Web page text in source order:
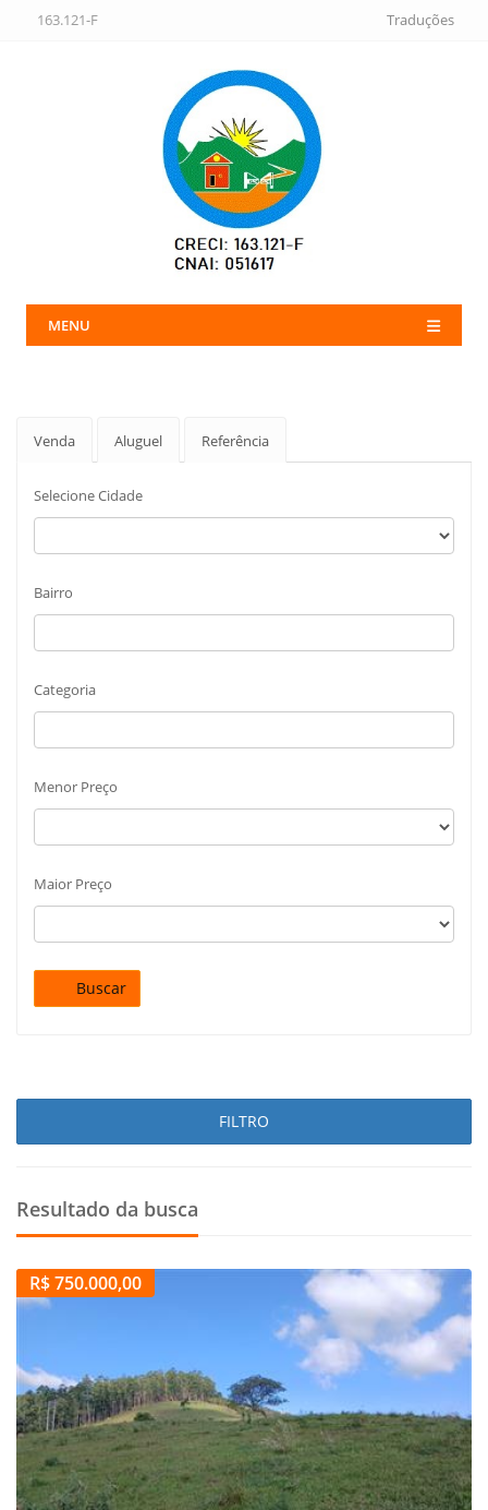
163.121-F Traduções
MENU
Venda Aluguel Referência
Selecione Cidade
Bairro
Categoria
Menor Preço
Maior Preço
Buscar
FILTRO
Resultado da busca
R$ 750.000,00